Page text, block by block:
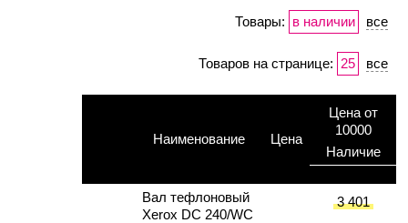
Товары: в наличии все
Товаров на странице: 25 все
Наименование Цена
Цена от
10000
Наличие
Вал тефлоновый
Xerox DC 240/WC
3 401